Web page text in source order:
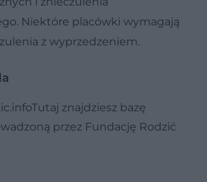
Niektóre placówki wymagają
z wyprzedzeniem.
znajdziesz bazę
przez Fundację Rodzić